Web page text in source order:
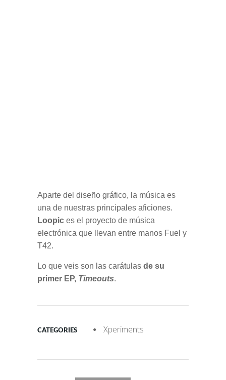
Aparte del diseño gráfico, la música es
una de nuestras principales aficiones.
Loopic es el proyecto de música
electrónica que llevan entre manos Fuel y
T42.
Lo que veis son las carátulas de su
primer EP, Timeouts.
CATEGORIES Xperiments